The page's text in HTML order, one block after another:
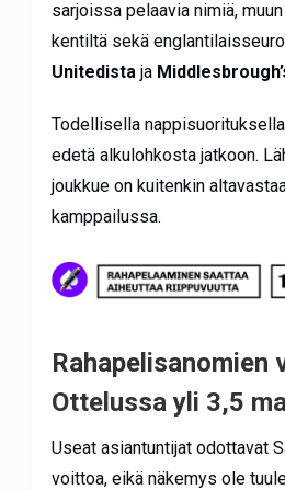
sarjoissa pelaavia nimiä,
kentiltä sekä
Unitedistaja
Todellisella nappisuorituksella
edetä alkulohkosta jatkoon.
joukkue on kuitenkin
kamppailussa.
Rahapelisanomien
Ottelussa yli 3,5
Useat asiantuntijat odottavat
voittoa, eikä näkemys ole